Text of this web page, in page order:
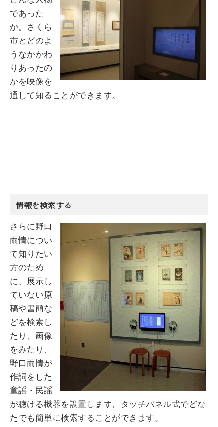
であった
か。さくら
市とどのよ
うなかかわ
りあったの
かを映像を
通して知ることができます。
情報を検索する
さらに野口
雨情につい
て知りたい
方のため
に、展示し
ていない原
稿や書簡な
どを検索し
たり、画像
をみたり、
野口雨情が
作詞をした
童謡・民謡
が聴ける機器を設置します。タッチパネル式でどな
たでも簡単に検索することができます。